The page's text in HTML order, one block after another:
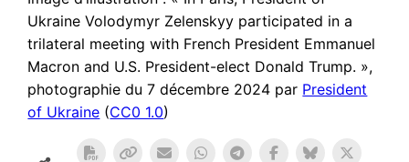
Ukraine Volodymyr Zelenskyy participated in a
trilateral meeting with French President Emmanuel
Macron and U.S. President-elect Donald Trump. »,
photographie du 7 décembre 2024 par President
of Ukraine (CC0 1.0)